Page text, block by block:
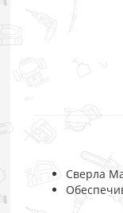
Сверла